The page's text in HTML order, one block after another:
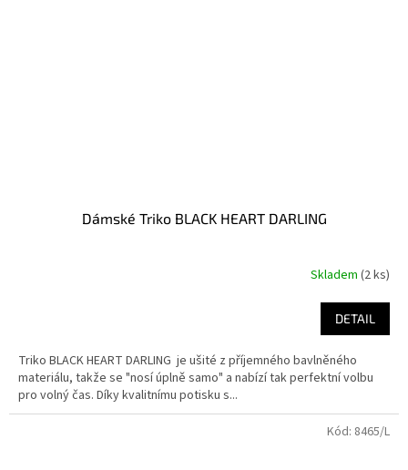
Dámské Triko BLACK HEART DARLING
Skladem (2 ks)
DETAIL
Triko BLACK HEART DARLING je ušité z příjemného bavlněného
materiálu, takže se "nosí úplně samo" a nabízí tak perfektní volbu
pro volný čas. Díky kvalitnímu potisku s...
Kód: 8465/L